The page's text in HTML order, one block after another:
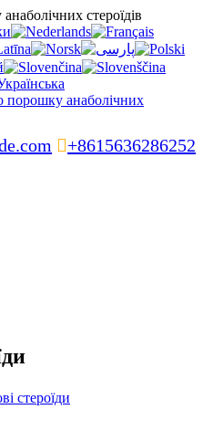
стероїдів
+8615636286252
стероїди